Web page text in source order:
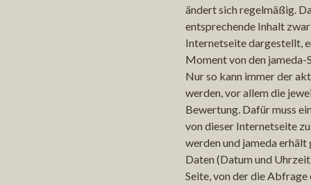
ändert sich regelmäßig.
entsprechende Inhalt
Internetseite dargestellt,
Moment von den jameda-
Nur so kann immer der
werden, vor allem die
Bewertung. Dafür muss
von dieser Internetseite
werden und jameda erhält
Daten (Datum und
Seite, von der die